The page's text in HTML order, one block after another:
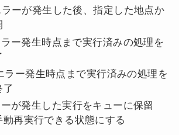
ラーが発生した後、指定した地点か
ラー発生時点まで実行済みの処理を
ラー発生時点まで実行済みの処理を
了
が発生した実行をキューに保留
動再実行できる状態にする